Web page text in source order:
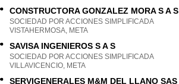
CONSTRUCTORA GONZALEZ MORA S A S
SOCIEDAD POR ACCIONES SIMPLIFICADA
VISTAHERMOSA, META
SAVISA INGENIEROS S A S
SOCIEDAD POR ACCIONES SIMPLIFICADA
VILLAVICENCIO, META
SERVIGENERALES M&M DEL LLANO SAS